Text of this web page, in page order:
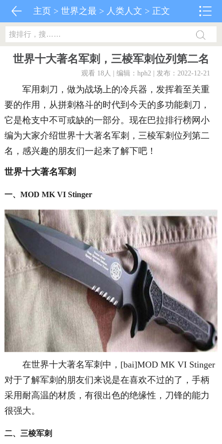
主页 >世界之最 > 人类人文 > 正文
世界十大著名军刺，三棱军刺位列第二名
观看 18人 | 编辑：hph2 | 发布：2022-12-21
军用刺刀，做为战场上的冷兵器，发挥着至关重
要的作用，从拼刺格斗的时代到今天的多功能刺刀，
它是枪支中不可或缺的一部分。现在巴拉排行榜网小
编为大家介绍世界十大著名军刺，三棱军刺位列第二
名，感兴趣的朋友们一起来了解下吧！
世界十大著名军刺
一、MOD MK VI Stinger
在世界十大著名军刺中，[bai]MOD MK VI Stinger
对于了解军刺的朋友们来说是在喜欢不过的了，手柄
采用耐高温的材质，有很出色的绝缘性，刀锋的能力
很强大。
二、三棱军刺